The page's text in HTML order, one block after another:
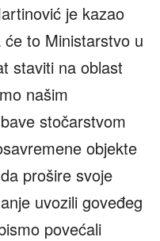
je kazao
to Ministarstvo u
staviti na oblast
našim
stočarstvom
objekte
prošire svoje
uvozili goveđeg
povećali